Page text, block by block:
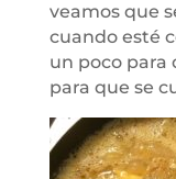
veamos que
cuando esté
un poco para
para que se